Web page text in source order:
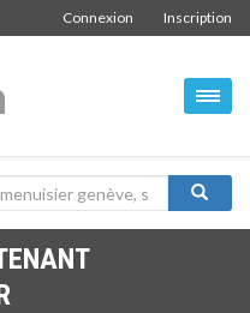
Inscription
Connexion